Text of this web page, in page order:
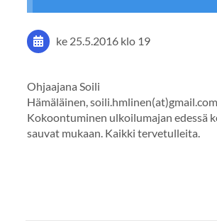
ke 25.5.2016 klo 19
Ohjaajana Soili
Hämäläinen, soili.hmlinen(at)gmail.com.
Kokoontuminen ulkoilumajan edessä
sauvat mukaan. Kaikki tervetulleita.